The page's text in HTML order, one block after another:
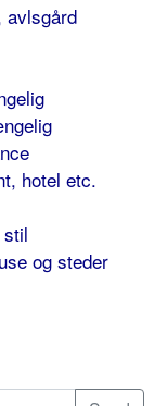
avlsgård
hotel etc.
og steder